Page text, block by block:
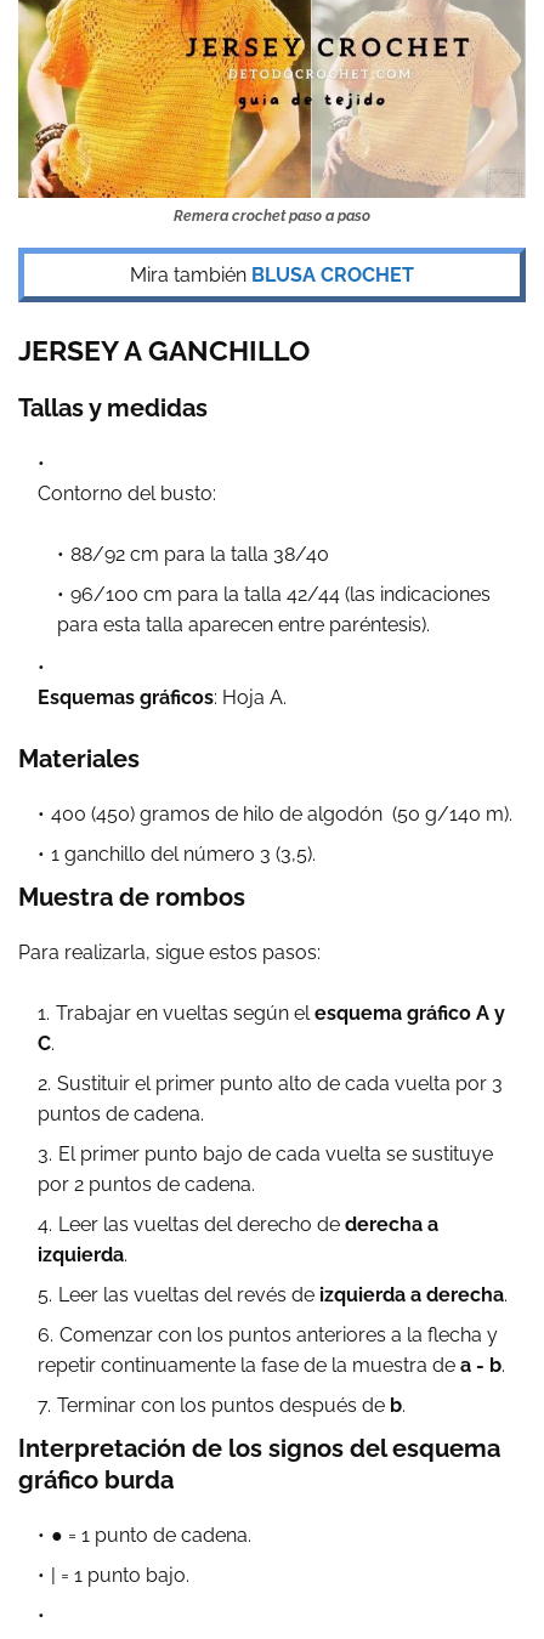
Remera crochet paso a paso
Mira también BLUSA CROCHET
JERSEY A GANCHILLO
Tallas y medidas
Contorno del busto:
88/92 cm para la talla 38/40
96/100 cm para la talla 42/44 (las indicaciones
para esta talla aparecen entre paréntesis).
Esquemas gráficos: Hoja A.
Materiales
400 (450) gramos de hilo de algodón (50 g/140 m).
1 ganchillo del número 3 (3,5).
Muestra de rombos
Para realizarla, sigue estos pasos:
Trabajar en vueltas según elesquema gráfico A y
C.
Sustituir el primer punto alto de cada vuelta por 3
puntos de cadena.
El primer punto bajo de cada vuelta se sustituye
por 2 puntos de cadena.
Leer las vueltas del derecho de derecha a
izquierda.
Leer las vueltas del revés de izquierda a derecha.
Comenzar con los puntos anteriores a la flecha y
repetir continuamente la fase de la muestra de a - b.
Terminar con los puntos después de b.
Interpretación de los signos del esquema
gráfico burda
● = 1 punto de cadena.
| = 1 punto bajo.